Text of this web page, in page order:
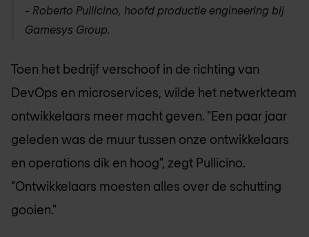
- Roberto Pullicino, hoofd productie engineering bij
Gamesys Group.
Toen het bedrijf verschoof in de richting van
DevOps en microservices, wilde het netwerkteam
ontwikkelaars meer macht geven. "Een paar jaar
geleden was de muur tussen onze ontwikkelaars
en operations dik en hoog", zegt Pullicino.
"Ontwikkelaars moesten alles over de schutting
gooien."